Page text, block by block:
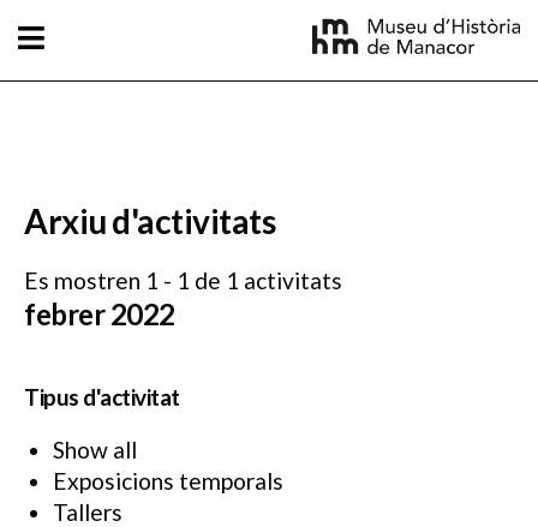
Arxiu d'activitats
Es mostren 1 - 1 de 1 activitats
febrer 2022
Tipus d'activitat
Show all
Exposicions temporals
Tallers